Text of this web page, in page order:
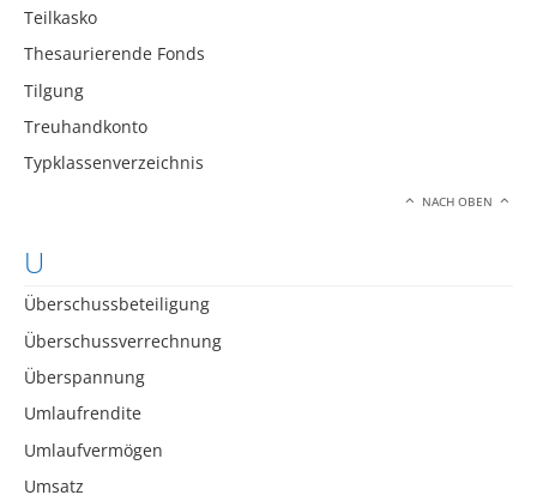
Teilkasko
Thesaurierende Fonds
Tilgung
Treuhandkonto
Typklassenverzeichnis
NACH OBEN
U
Überschussbeteiligung
Überschussverrechnung
Überspannung
Umlaufrendite
Umlaufvermögen
Umsatz